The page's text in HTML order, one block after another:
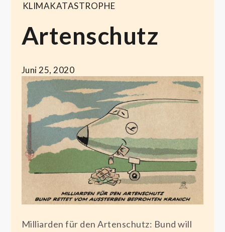
KLIMAKATASTROPHE
Artenschutz
Juni 25, 2020
Milliarden für den Artenschutz: Bund will